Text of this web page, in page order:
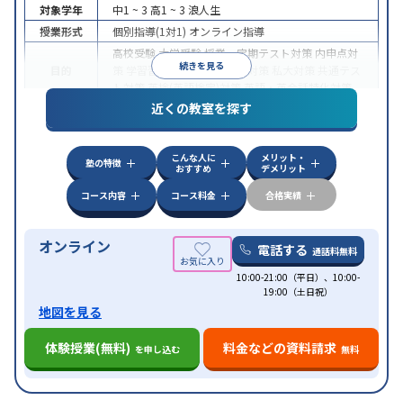
続きを見る
対象学年 中1 ~ 3 高1 ~ 3 浪人生
授業形式
個別指導(1対1) オンライン指導
高校受験大学受験授業・定期テスト対策 内申点対
学習習慣の定着国公立大対策
ト対策英検(英語検定)対策英語・英会話特化対策
特徴
中高一貫校生に対応授業の振替可能
学習にPC・タブレットを利用オンライン対応1
科目から受講可能
近くの教室を探す
塾の特徴
こんな人に
おすすめ
メリット・
デメリット
コース内容
コース料金 合格実績
オンライン 電話する 通話料無料
10:00-21:00（平日）、10:00-
19:00（土日祝）
地図を見る
体験授業(無料) を申し込む 料金などの資料請求 無料